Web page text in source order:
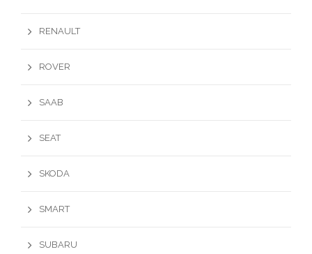
RENAULT
ROVER
SAAB
SEAT
SKODA
SMART
SUBARU